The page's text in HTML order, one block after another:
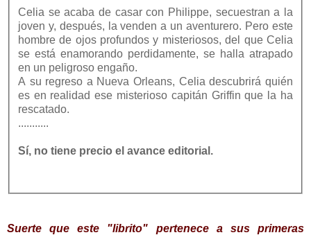
Celia se acaba de casar con Philippe, secuestran a la
joven y, después, la venden a un aventurero. Pero este
hombre de ojos profundos y misteriosos, del que Celia
se está enamorando perdidamente, se halla atrapado
en un peligroso engaño.
A su regreso a Nueva Orleans, Celia descubrirá quién
es en realidad ese misterioso capitán Griffin que la ha
rescatado.
...........
Sí, no tiene precio el avance editorial.
Suerte que este "librito" pertenece a sus primeras